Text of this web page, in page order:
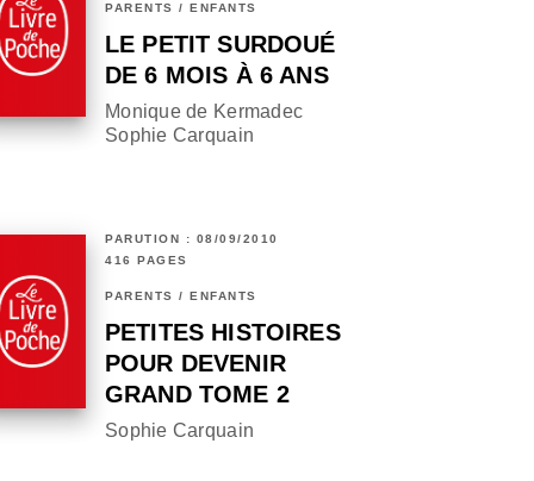
PARENTS / ENFANTS
LE PETIT SURDOUÉ
DE 6 MOIS À 6 ANS
Monique de Kermadec
Sophie Carquain
PARUTION : 08/09/2010
416 PAGES
PARENTS / ENFANTS
PETITES HISTOIRES
POUR DEVENIR
GRAND TOME 2
Sophie Carquain